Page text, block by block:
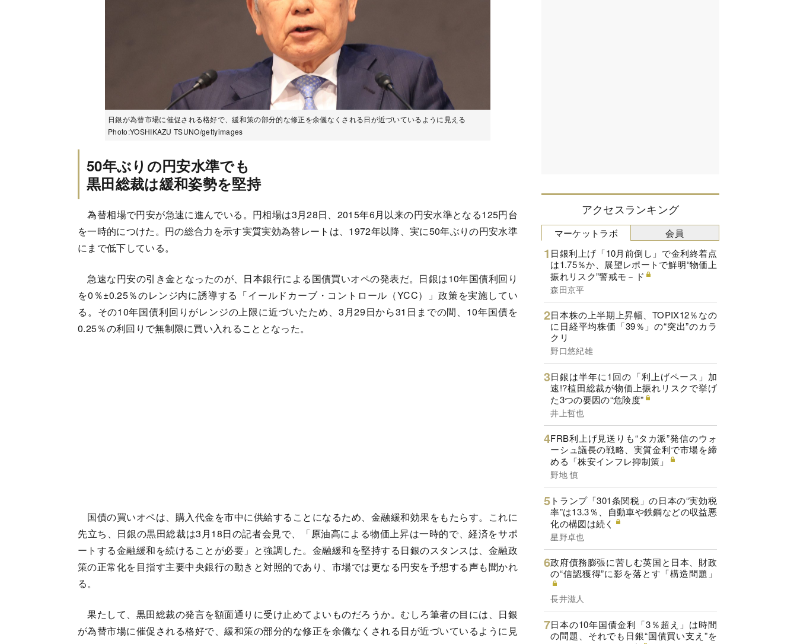
日銀が為替市場に催促される格好で、緩和策の部分的な修正を余儀なくされる日が近づいているように見える
Photo:YOSHIKAZU TSUNO/gettyimages
50年ぶりの円安水準でも
黒田総裁は緩和姿勢を堅持
為替相場で円安が急速に進んでいる。円相場は3月28日、2015年6月以来の円安水準となる125円台
を一時的につけた。円の総合力を示す実質実効為替レートは、1972年以降、実に50年ぶりの円安水準
にまで低下している。
急速な円安の引き金となったのが、日本銀行による国債買いオペの発表だ。日銀は10年国債利回り
を0％±0.25％のレンジ内に誘導する「イールドカーブ・コントロール（YCC）」政策を実施してい
る。その10年国債利回りがレンジの上限に近づいたため、3月29日から31日までの間、10年国債を
0.25％の利回りで無制限に買い入れることとなった。
国債の買いオペは、購入代金を市中に供給することになるため、金融緩和効果をもたらす。これに
先立ち、日銀の黒田総裁は3月18日の記者会見で、「原油高による物価上昇は一時的で、経済をサポ
ートする金融緩和を続けることが必要」と強調した。金融緩和を堅持する日銀のスタンスは、金融政
策の正常化を目指す主要中央銀行の動きと対照的であり、市場では更なる円安を予想する声も聞かれ
る。
果たして、黒田総裁の発言を額面通りに受け止めてよいものだろうか。むしろ筆者の目には、日銀
が為替市場に催促される格好で、緩和策の部分的な修正を余儀なくされる日が近づいているように見
アクセスランキング
マーケットラボ
日銀利上げ「10月前倒し」で金利終着点
は1.75％か、展望レポートで鮮明“物価上
振れリスク”警戒モ－ド
森田京平
日本株の上半期上昇幅、TOPIX12％なの
に日経平均株価「39％」の“突出”のカラ
クリ
野口悠紀雄
日銀は半年に1回の「利上げペース」加
速!?植田総裁が物価上振れリスクで挙げ
た3つの要因の“危険度”
井上哲也
FRB利上げ見送りも“タカ派”発信のウォ
ーシュ議長の戦略、実質金利で市場を締
める「株安インフレ抑制策」
野地 慎
トランプ「301条関税」の日本の“実効税
率”は13.3％、自動車や鉄鋼などの収益悪
化の構図は続く
星野卓也
政府債務膨張に苦しむ英国と日本、財政
の“信認獲得”に影を落とす「構造問題」
長井滋人
日本の10年国債金利「3％超え」は時間
の問題、それでも日銀“国債買い支え”を
会員